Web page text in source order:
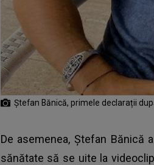
Ștefan Bănică, primele declarații
De asemenea, Ștefan Bănică
sănătate să se uite la